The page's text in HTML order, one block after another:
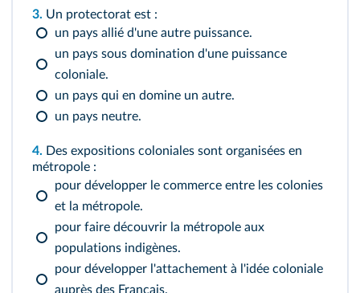
3. Un protectorat est :
un pays allié d'une autre puissance.
un pays sous domination d'une puissance
coloniale.
un pays qui en domine un autre.
un pays neutre.
4. Des expositions coloniales sont organisées en
métropole :
pour développer le commerce entre les colonies
et la métropole.
pour faire découvrir la métropole aux
populations indigènes.
pour développer l'attachement à l'idée coloniale
auprès des Français.